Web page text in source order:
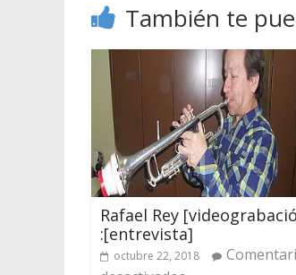
También te
Rafael Rey
:[entrevista]
octubre 22, 2018